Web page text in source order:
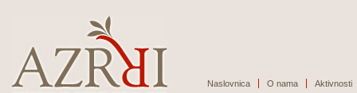
Naslovnica O nama Aktivnosti